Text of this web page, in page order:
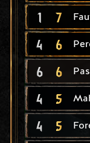
1 7
4 6
6 6
4 5
4 5